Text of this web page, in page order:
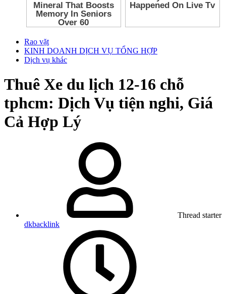
Rao vặt
KINH DOANH DỊCH VỤ TỔNG HỢP
Dịch vụ khác
Thuê Xe du lịch 12-16 chỗ
tphcm: Dịch Vụ tiện nghi, Giá
Cả Hợp Lý
Thread starter
dkbacklink